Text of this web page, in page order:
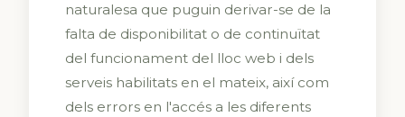
naturalesa que puguin derivar-se de la
falta de disponibilitat o de continuïtat
del funcionament del lloc web i dels
serveis habilitats en el mateix, així com
dels errors en l'accés a les diferents